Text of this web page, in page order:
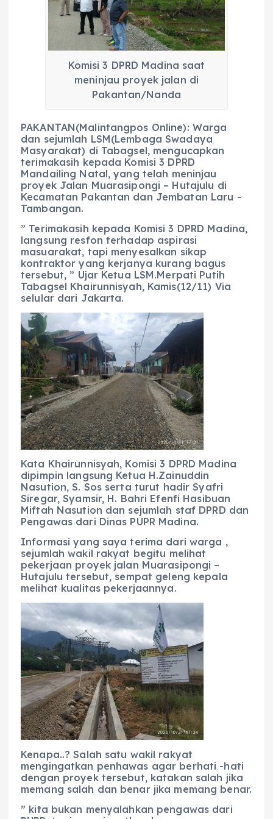
b
o
A
p
p
r
a
m
n
g
er
Komisi 3 DPRD Madina saat
meninjau proyek jalan di
Pakantan/Nanda
PAKANTAN(Malintangpos Online): Warga
dan sejumlah LSM(Lembaga Swadaya
Masyarakat) di Tabagsel, mengucapkan
terimakasih kepada Komisi 3 DPRD
Mandailing Natal, yang telah meninjau
proyek Jalan Muarasipongi – Hutajulu di
Kecamatan Pakantan dan Jembatan Laru -
Tambangan.
” Terimakasih kepada Komisi 3 DPRD Madina,
langsung resfon terhadap aspirasi
masuarakat, tapi menyesalkan sikap
kontraktor yang kerjanya kurang bagus
tersebut, ” Ujar Ketua LSM.Merpati Putih
Tabagsel Khairunnisyah, Kamis(12/11) Via
selular dari Jakarta.
Kata Khairunnisyah, Komisi 3 DPRD Madina
dipimpin langsung Ketua H.Zainuddin
Nasution, S. Sos serta turut hadir Syafri
Siregar, Syamsir, H. Bahri Efenfi Hasibuan
Miftah Nasution dan sejumlah staf DPRD dan
Pengawas dari Dinas PUPR Madina.
Informasi yang saya terima dari warga ,
sejumlah wakil rakyat begitu melihat
pekerjaan proyek jalan Muarasipongi –
Hutajulu tersebut, sempat geleng kepala
melihat kualitas pekerjaannya.
Kenapa..? Salah satu wakil rakyat
mengingatkan penhawas agar berhati -hati
dengan proyek tersebut, katakan salah jika
memang salah dan benar jika memang benar.
” kita bukan menyalahkan pengawas dari